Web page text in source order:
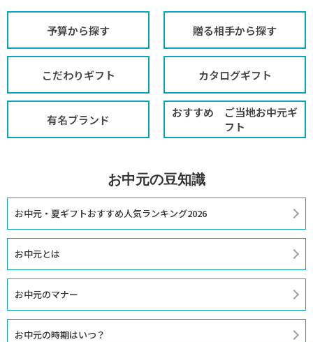
予算から探す 贈る相手から探す
こだわりギフト カタログギフト
有名ブランド
おすすめ ご当地お中元ギ
フト
お中元の豆知識
お中元・夏ギフトおすすめ人気ランキング2026
お中元とは
お中元のマナー
お中元の時期はいつ？